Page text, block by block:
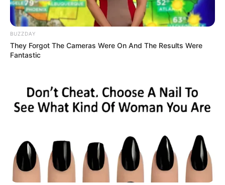
Siapa Naomi Paulinda?
Dia adalah aktris, model kelahiran Badung, Bali.
Nama aslinya adalah Naomi Paulinda Pycke.
Apa yang membuat Naomi Paulindamenjadi terkenal?
BUZZDAY
They Forgot The Cameras Were On And The Results Were
Fantastic